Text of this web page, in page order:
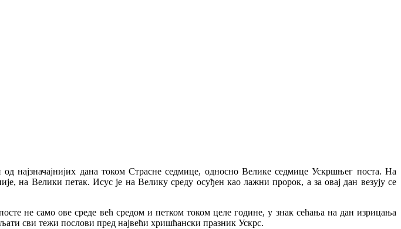
најзначајнијих дана током Страсне седмице, односно Велике седмице Ускршњег поста. На
на Велики петак. Исус је на Велику среду осуђен као лажни пророк, а за овај дан везују се
не само ове среде већ средом и петком током целе године, у знак сећања на дан изрицања
сви тежи послови пред највећи хришћански празник Ускрс.